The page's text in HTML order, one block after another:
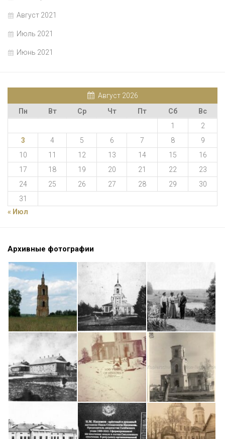
Август 2021
Июль 2021
Июнь 2021
Август 2026
Пн
Вт Ср Чт Пт Сб
Вс
1
2
3
4 5 6 7 8
9
10
11 12 13 14 15
16
17
18 19 20 21 22
23
24
25 26 27 28 29
30
31
« Июл
Архивные фотографии